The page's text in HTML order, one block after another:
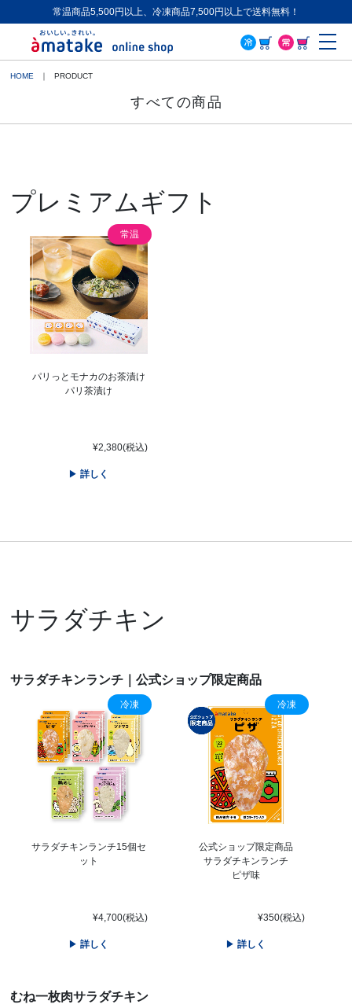
常温商品5,500円以上、冷凍商品7,500円以上で送料無料！
HOME PRODUCT
すべての商品
プレミアムギフト
常温
パリっとモナカのお茶漬け
パリ茶漬け
¥2,380(税込)
詳しく
サラダチキン
サラダチキンランチ｜公式ショップ限定商品
冷凍
サラダチキンランチ15個セ
ット
¥4,700(税込)
詳しく
冷凍
公式ショップ限定商品
サラダチキンランチ
ピザ味
¥350(税込)
詳しく
むね一枚肉サラダチキン